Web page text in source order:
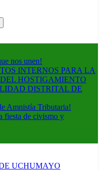
nos unen!
INTERNOS PARA LA
HOSTIGAMIENTO
DISTRITAL DE
Amnistía Tributaria!
fiesta de civismo y